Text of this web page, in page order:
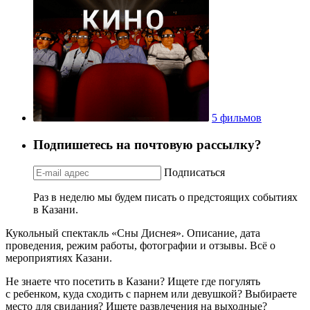
5 фильмов
Подпишетесь на почтовую рассылку?
Подписаться
Раз в неделю мы будем писать о предстоящих событиях
в Казани.
Кукольный спектакль «Сны Диснея». Описание, дата
проведения, режим работы, фотографии и отзывы. Всё о
мероприятиях Казани.
Не знаете что посетить в Казани? Ищете где погулять
с ребенком, куда сходить с парнем или девушкой? Выбираете
место для свидания? Ищете развлечения на выходные?